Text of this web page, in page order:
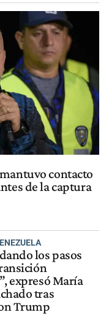
contacto
de la captura
los pasos
expresó María
tras
Trump